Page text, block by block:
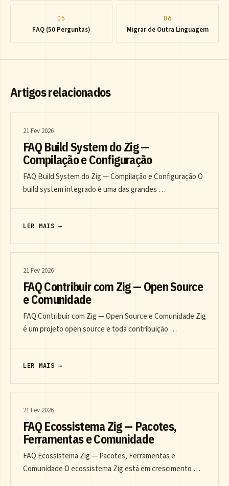
05
FAQ (50 Perguntas)
06
Migrar de Outra Linguagem
Artigos relacionados
21 Fev 2026
FAQ Build System do Zig —
Compilação e Configuração
FAQ Build System do Zig — Compilação e Configuração O
build system integrado é uma das grandes …
LER MAIS →
21 Fev 2026
FAQ Contribuir com Zig — Open Source
e Comunidade
FAQ Contribuir com Zig — Open Source e Comunidade Zig
é um projeto open source e toda contribuição …
LER MAIS →
21 Fev 2026
FAQ Ecossistema Zig — Pacotes,
Ferramentas e Comunidade
FAQ Ecossistema Zig — Pacotes, Ferramentas e
Comunidade O ecossistema Zig está em crescimento …